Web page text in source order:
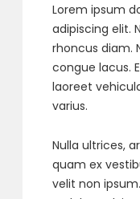
Lorem ipsum
adipiscing elit.
rhoncus diam.
congue lacus.
laoreet
varius.
Nulla ultrices,
quam ex
velit non